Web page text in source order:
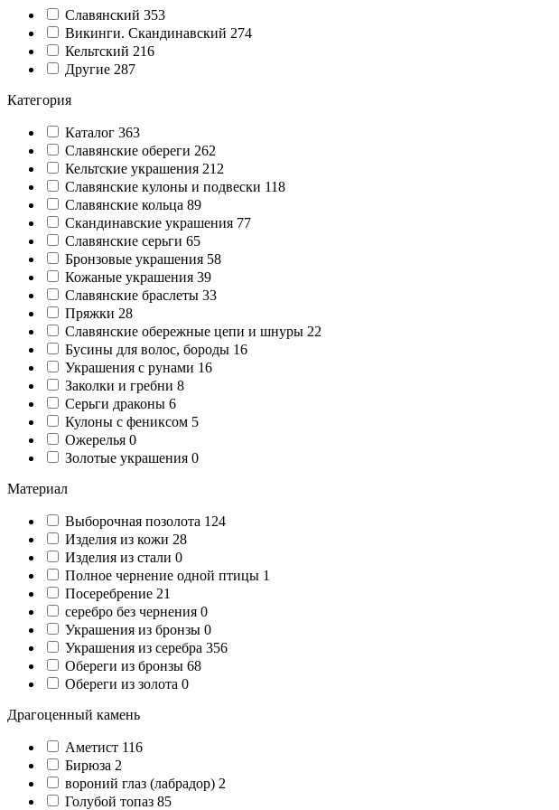
Славянский 353
Викинги. Скандинавский 274
Кельтский 216
Другие 287
Категория
Каталог 363
Славянские обереги 262
Кельтские украшения 212
Славянские кулоны и подвески 118
Славянские кольца 89
Cкандинавские украшения 77
Славянские серьги 65
Бронзовые украшения 58
Кожаные украшения 39
Славянские браслеты 33
Пряжки 28
Славянские обережные цепи и шнуры 22
Бусины для волос, бороды 16
Украшения с рунами 16
Заколки и гребни 8
Серьги драконы 6
Кулоны с фениксом 5
Ожерелья 0
Золотые украшения 0
Материал
Выборочная позолота 124
Изделия из кожи 28
Изделия из стали 0
Полное чернение одной птицы 1
Посеребрение 21
серебро без чернения 0
Украшения из бронзы 0
Украшения из серебра 356
Обереги из бронзы 68
Обереги из золота 0
Драгоценный камень
Аметист 116
Бирюза 2
вороний глаз (лабрадор) 2
Голубой топаз 85